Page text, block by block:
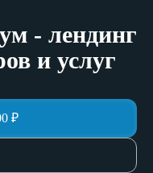
- лендинг
и услуг
₽